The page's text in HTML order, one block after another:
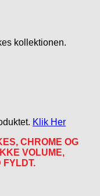
kollektionen.
Klik Her
CHROME OG
VOLUME,
FYLDT.